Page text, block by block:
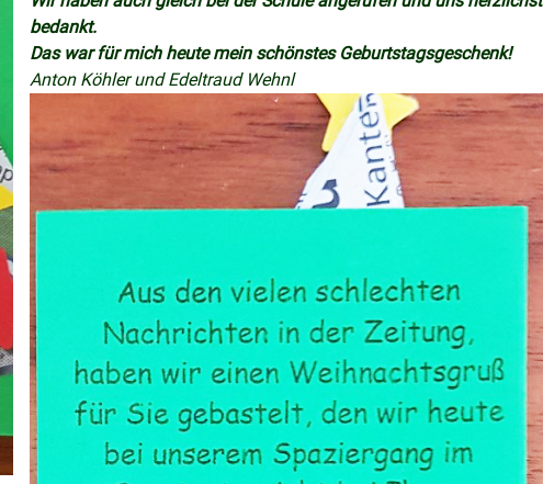
bedankt.
Das war für mich heute mein schönstes Geburtstagsgeschenk!
Anton Köhler und Edeltraud Wehnl